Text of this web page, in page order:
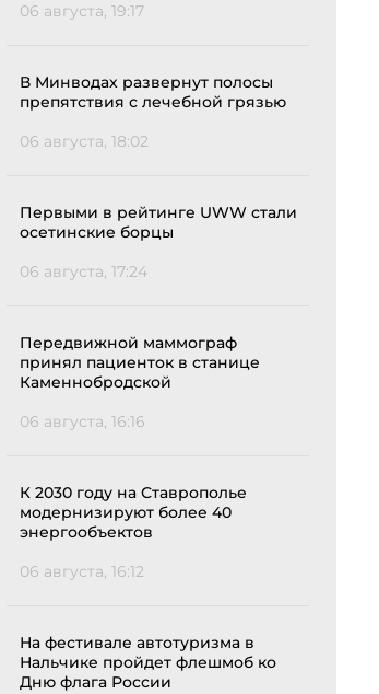
06 августа, 19:17
В Минводах развернут полосы
препятствия с лечебной грязью
06 августа, 18:02
Первыми в рейтинге UWW стали
осетинские борцы
06 августа, 17:24
Передвижной маммограф
принял пациенток в станице
Каменнобродской
06 августа, 16:16
К 2030 году на Ставрополье
модернизируют более 40
энергообъектов
06 августа, 16:12
На фестивале автотуризма в
Нальчике пройдет флешмоб ко
Дню флага России